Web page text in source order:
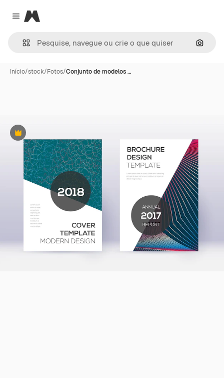
Close menu
Magnific
Início/stock/Fotos/Conjunto de modelos …
Premium